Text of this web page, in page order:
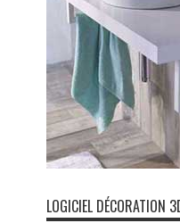
LOGICIEL DÉCORATION